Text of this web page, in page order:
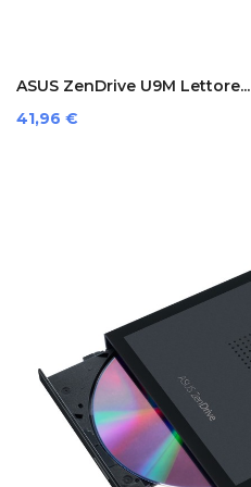
ASUS ZenDrive U9M Lettore...
Prezzo
41,96 €